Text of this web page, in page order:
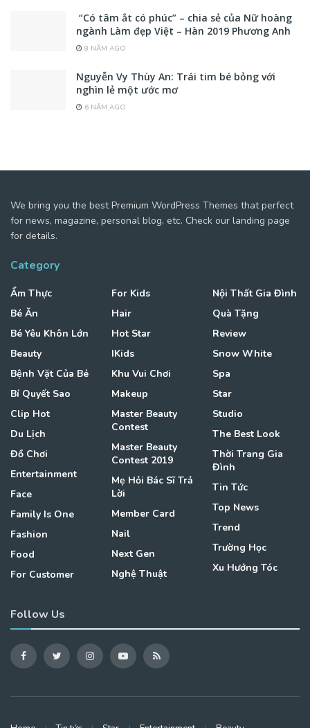
“Có tâm ắt có phúc” – chia sẻ của Nữ hoàng
ngành Làm đẹp Việt – Hàn 2019 Phương Anh
8 NĂM AGO
Nguyễn Vy Thùy An: Trái tim bé bỏng với
nghìn lẻ một ước mơ
6 NĂM AGO
We bring you the best Premium WordPress Themes that perfect
for news, magazine, personal blog, etc. Check our landing page
for details.
Category
Ẩm Thực
Bé Ăn
Bé Yêu Khôn Lớn
Beauty
Bệnh Vặt Của Bé
Bí Quyết Sao
Clip Hot
Du Lịch
Đồ Chơi
Entertainment
Face
Family Is One
Fashion
Food
For Customer
For Kids
Hair
Hot Star
IKids
Khu Vui Chơi
Makeup
Master Beauty
Contest
Master Beauty
Contest 2019
Mẹ Hỏi Bác Sĩ Trả
Lời
Member Card
Nail
Next Gen
Nghệ Thuật
Nội Thất Gia Đình
Quà Tặng
Review
Snow White
Spa
Star
Studio
The Best Look
Thời Trang Gia
Đình
Tin Tức
Top News
Trend
Trường Học
Xu Hướng Tóc
Follow Us